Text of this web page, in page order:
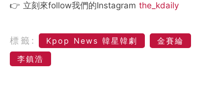
👉 立刻來follow我們的Instagram the_kdaily
標籤: Kpop News 韓星韓劇
金賽綸
李鎮浩